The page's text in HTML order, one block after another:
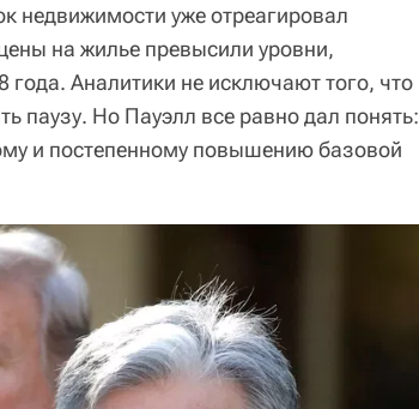
недвижимости уже отреагировал
на жилье превысили уровни,
Аналитики не исключают того, что
паузу. Но Пауэлл все равно дал понять:
и постепенному повышению базовой